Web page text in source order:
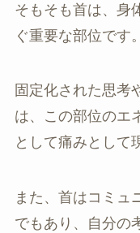
そもそも首は、身
ぐ重要な部位です。
固定化された思考
は、この部位のエ
として痛みとして
また、首はコミュ
でもあり、自分の